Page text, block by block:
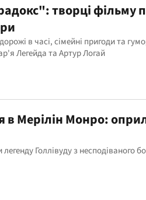
творці фільму
в часі, сімейні пригоди та
Легейда та Артур Логай
в Мерілін Монро:
Голлівуду з несподіваного